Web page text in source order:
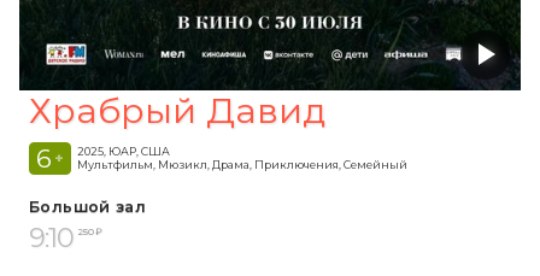
Храбрый Давид
6 +
2025, ЮАР, США
Мультфильм, Мюзикл, Драма, Приключения, Семейный
Большой зал
9:10 250 ₽